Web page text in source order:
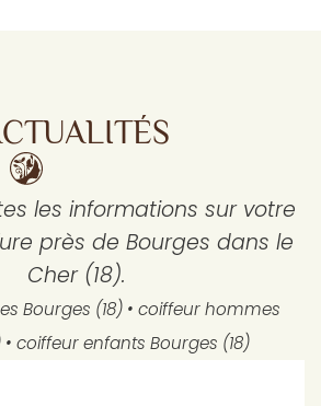
les informations sur votre
près de Bourges dans le
Cher (18).
Bourges (18) • coiffeur hommes
• coiffeur enfants Bourges (18)